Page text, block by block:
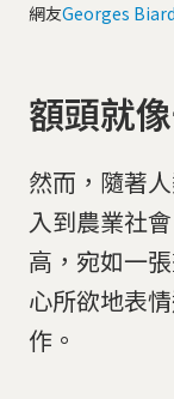
網友Georges Biard
額頭就
然而，隨著
入到農業社
高，宛如一
心所欲地表
作。